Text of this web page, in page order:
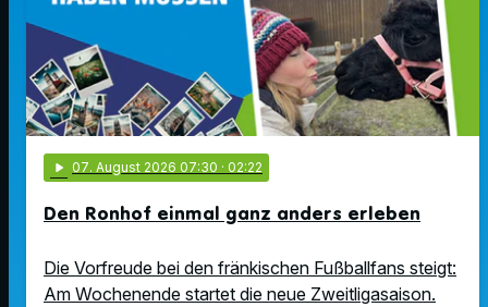
play_arrow 07. August 2026 07:30 · 02:22
Den Ronhof einmal ganz anders erleben
Die Vorfreude bei den fränkischen Fußballfans steigt:
Am Wochenende startet die neue Zweitligasaison.